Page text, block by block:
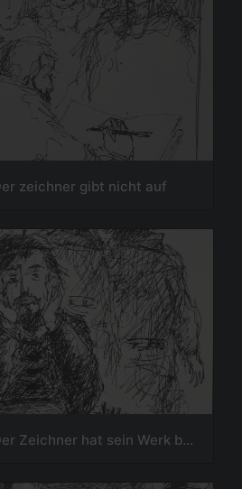
zeichner gibt nicht auf
010 Der Zeichner hat sein Werk beendet